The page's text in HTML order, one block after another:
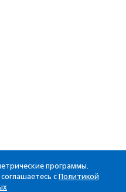
программы.
с Политикой